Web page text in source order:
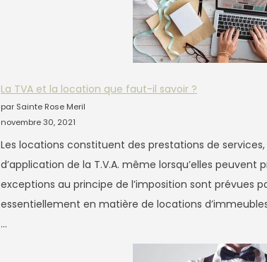
La TVA et la location que faut-il savoir ?
par Sainte Rose Meril
novembre 30, 2021
Les locations constituent des prestations de
d’application de la T.V.A. même lorsqu’elles
exceptions au principe de l’imposition sont prévues
essentiellement en matière de locations
…